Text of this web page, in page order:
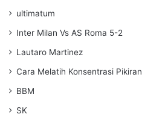
ultimatum
Inter Milan Vs AS Roma 5-2
Lautaro Martinez
Cara Melatih Konsentrasi Pikiran
BBM
SK